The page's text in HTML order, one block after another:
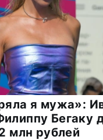
я мужа»:
Бегаку
млн рублей